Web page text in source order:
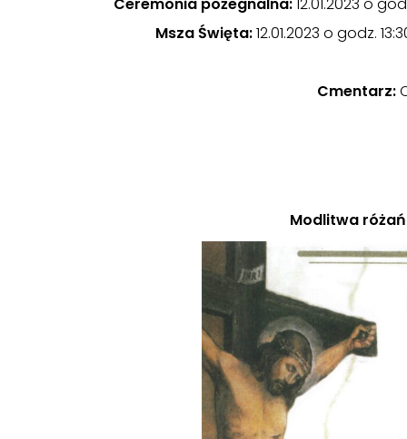
Msza Święta:12.01.2023 o godz.
Cmentarz:
Modlitwa